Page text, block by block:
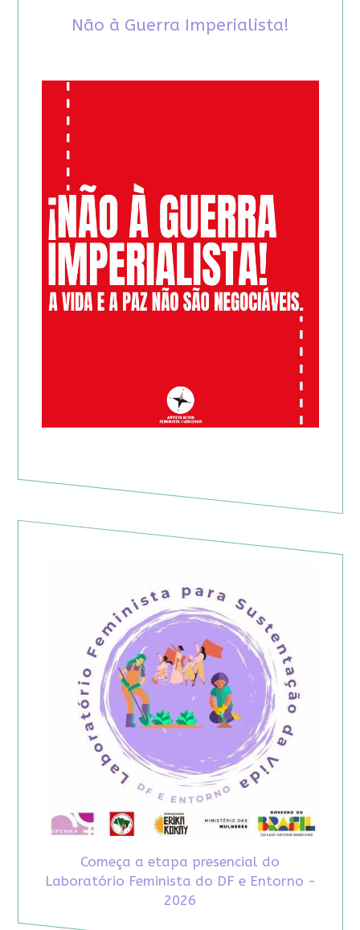
Não à Guerra Imperialista!
Começa a etapa presencial do
Laboratório Feminista do DF e Entorno -
2026